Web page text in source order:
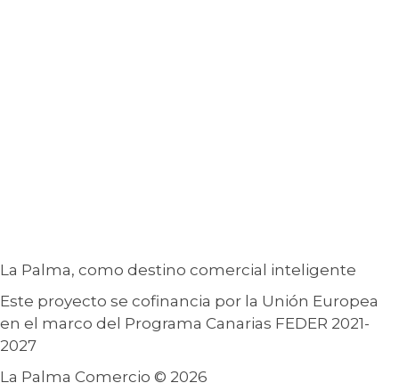
La Palma, como destino comercial inteligente
Este proyecto se cofinancia por la Unión Europea
en el marco del Programa Canarias FEDER 2021-
2027
La Palma Comercio © 2026